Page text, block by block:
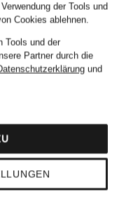
Pink
Sale
SAMBA
Schuhe
der Tools und
Cookies ablehnen.
Tools und der
Partner durch die
und